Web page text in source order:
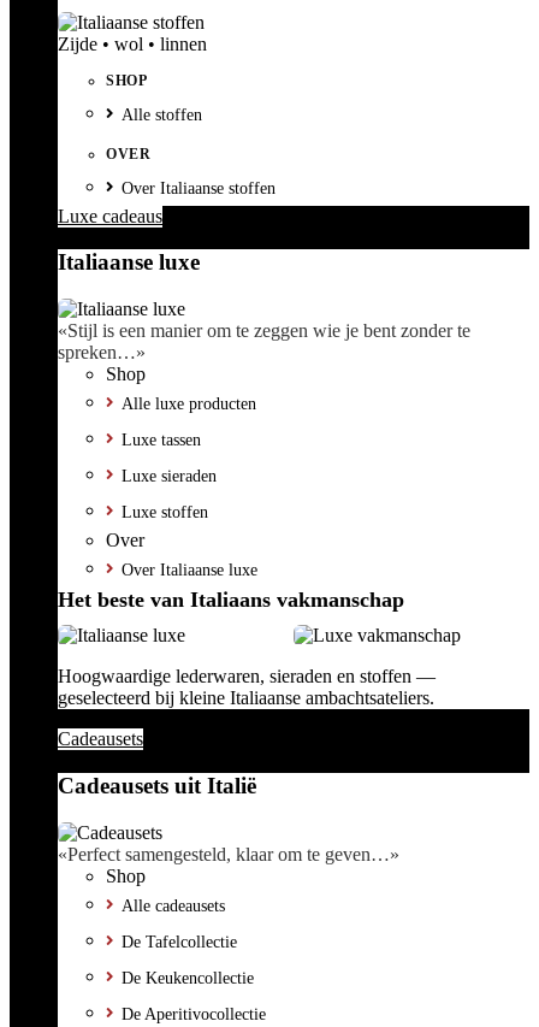
Zijde • wol • linnen
SHOP
Alle stoffen
OVER
Over Italiaanse stoffen
Luxe cadeaus
Italiaanse luxe
«Stijl is een manier om te zeggen wie je bent zonder te
spreken…»
Shop
Alle luxe producten
Luxe tassen
Luxe sieraden
Luxe stoffen
Over
Over Italiaanse luxe
Het beste van Italiaans vakmanschap
Hoogwaardige lederwaren, sieraden en stoffen —
geselecteerd bij kleine Italiaanse ambachtsateliers.
Cadeausets
Cadeausets uit Italië
«Perfect samengesteld, klaar om te geven…»
Shop
Alle cadeausets
De Tafelcollectie
De Keukencollectie
De Aperitivocollectie